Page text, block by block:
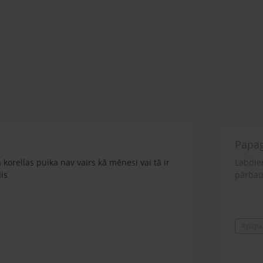
puika nav vairs kā mēnesi vai tā ir